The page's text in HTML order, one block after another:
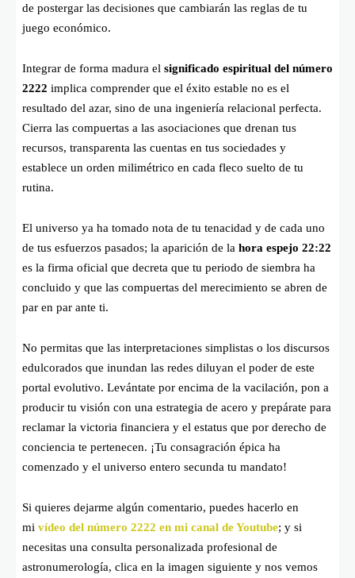
de postergar las decisiones que cambiarán las reglas de tu
juego económico.
Integrar de forma madura el significado espiritual del número
2222 implica comprender que el éxito estable no es el
resultado del azar, sino de una ingeniería relacional perfecta.
Cierra las compuertas a las asociaciones que drenan tus
recursos, transparenta las cuentas en tus sociedades y
establece un orden milimétrico en cada fleco suelto de tu
rutina.
El universo ya ha tomado nota de tu tenacidad y de cada uno
de tus esfuerzos pasados; la aparición de la hora espejo 22:22
es la firma oficial que decreta que tu periodo de siembra ha
concluido y que las compuertas del merecimiento se abren de
par en par ante ti.
No permitas que las interpretaciones simplistas o los discursos
edulcorados que inundan las redes diluyan el poder de este
portal evolutivo. Levántate por encima de la vacilación, pon a
producir tu visión con una estrategia de acero y prepárate para
reclamar la victoria financiera y el estatus que por derecho de
conciencia te pertenecen. ¡Tu consagración épica ha
comenzado y el universo entero secunda tu mandato!
Si quieres dejarme algún comentario, puedes hacerlo en
mi vídeo del número 2222 en mi canal de Youtube; y si
necesitas una consulta personalizada profesional de
astronumerología, clica en la imagen siguiente y nos vemos